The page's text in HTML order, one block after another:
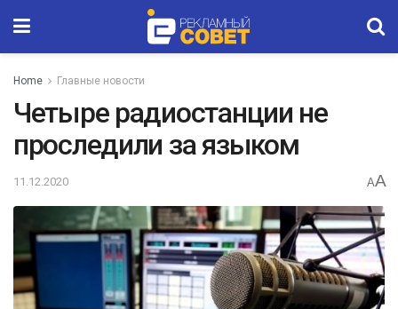
Home Главные новости
Четыре радиостанции не
проследили за языком
11.12.2020 AA